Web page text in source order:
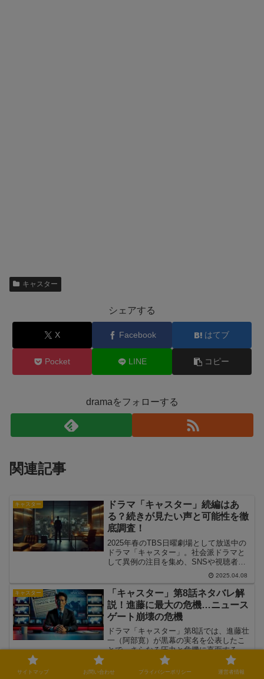
キャスター
シェアする
X Facebook はてブ
Pocket LINE コピー
dramaをフォローする
関連記事
キャスター
ドラマ「キャスター」続編はあ
る？続きが見たい声と可能性を徹
底調査！
2025年春のTBS日曜劇場として放送中の
ドラマ「キャスター」。社会派ドラマと
して異例の注目を集め、SNSや視聴者か
らは「続編が見たい！」「シーズン2ある
の？」という声が高まっています。進藤
壮一を中心に描かれる報道の裏側、人間
ドラマ、そして謎に包まれた事件…。物
語が佳境に差し掛かる中、果たしてこの
ドラマに“続き”はあるのでしょうか？この
記事では、「キャスター」続編に関する
最新情報や制作の可能性、続きが見たい
と言われる理由を徹底的に掘り下げてい
2025.04.08
キャスター
「キャスター」第8話ネタバレ解
説！進藤に最大の危機…ニュース
ゲート崩壊の危機
ドラマ「キャスター」第8話では、進藤壮
一（阿部寛）が黒幕の実名を公表したこ
とで、さらなる圧力と危機に直面する展
開となりました。第7話では、万能細胞研
究の隠蔽工作を暴こうとする進藤が、生
2025.04.22
サイトマップ お問い合わせ プライバシーポリシー 運営者情報